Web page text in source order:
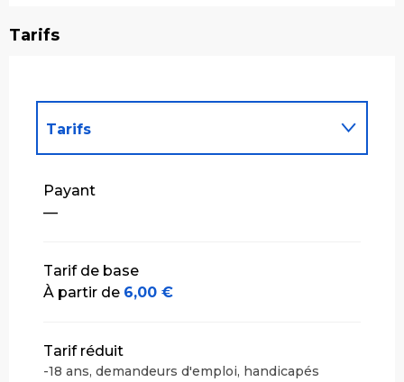
Tarifs
Tarifs
Tarifs 2027
Payant
—
Tarif de base
À partir de 6,00 €
Tarif réduit
-18 ans, demandeurs d'emploi, handicapés